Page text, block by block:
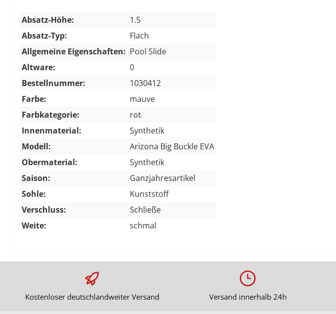
Absatz-Höhe:
1.5
Absatz-Typ:
Flach
Allgemeine Eigenschaften: Pool Slide
Altware:
0
Bestellnummer:
1030412
Farbe:
mauve
Farbkategorie:
rot
Innenmaterial:
Synthetik
Modell:
Arizona Big Buckle EVA
Obermaterial:
Synthetik
Saison:
Ganzjahresartikel
Sohle:
Kunststoff
Verschluss:
Schließe
Weite:
schmal
Kostenloser deutschlandweiter Versand Versand innerhalb 24h